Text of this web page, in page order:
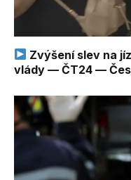
Zvýšení slev na
vlády — ČT24 —